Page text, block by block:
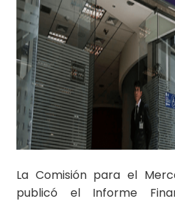
La Comisión para el
publicó el Informe